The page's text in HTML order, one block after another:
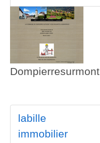
Dompierresurmont
labille
immobilier